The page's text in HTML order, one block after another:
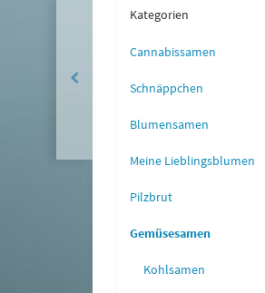
Kategorien
Cannabissamen
Schnäppchen
Blumensamen
Meine Lieblingsblumen
Pilzbrut
Gemüsesamen
Kohlsamen